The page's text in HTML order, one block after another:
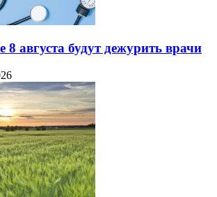
8 августа будут дежурить врачи